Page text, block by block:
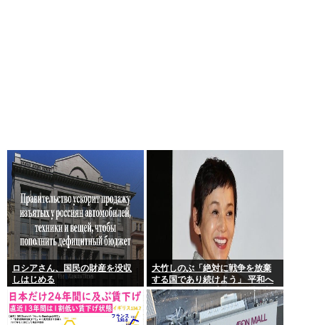
ロシアさん、国民の財産を没収
しはじめる
大竹しのぶ「絶対に戦争を放棄
する国であり続けよう」 平和へ
の思いをつづる 広島に原爆が投
下されてから81年